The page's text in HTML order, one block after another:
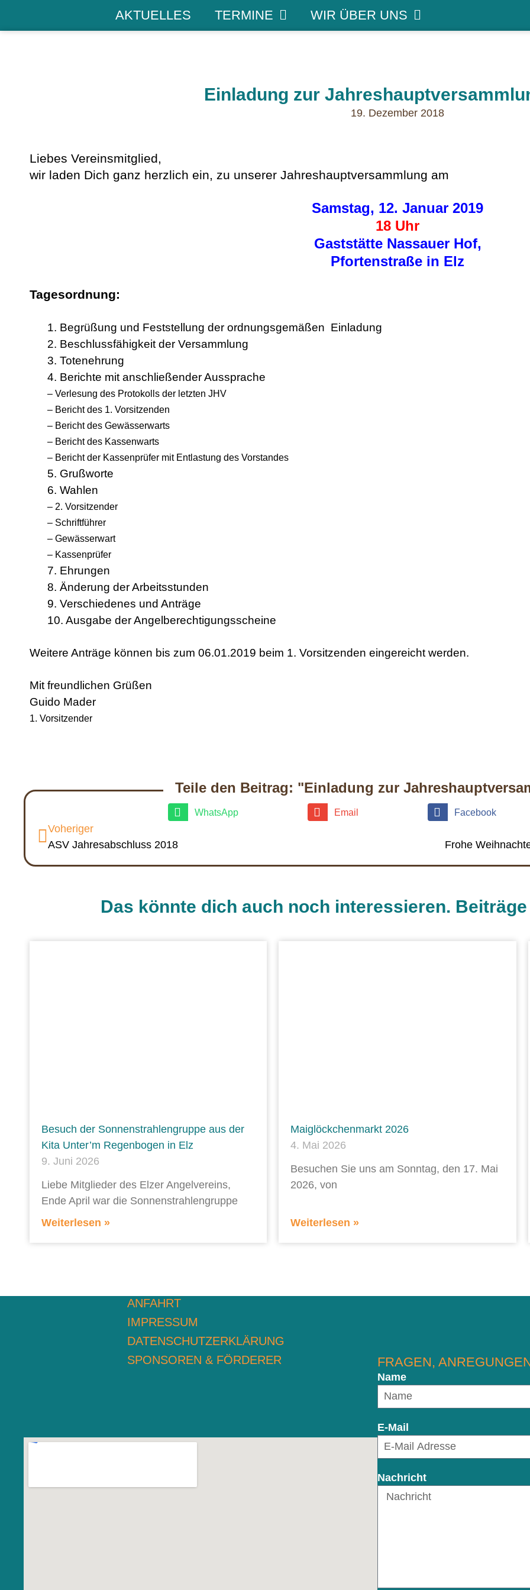
AKTUELLES TERMINE WIR ÜBER UNS
Einladung zur
19. Dezember 2018
Liebes Vereinsmitglied,
wir laden Dich ganz herzlich ein, zu unserer Jahreshauptversammlung am
Samstag, 12. Januar 2019
18 Uhr
Gaststätte Nassauer Hof,
Pfortenstraße in Elz
Tagesordnung:
1. Begrüßung und Feststellung der ordnungsgemäßen Einladung
2. Beschlussfähigkeit der Versammlung
3. Totenehrung
4. Berichte mit anschließender Aussprache
– Verlesung des Protokolls der letzten JHV
– Bericht des 1. Vorsitzenden
– Bericht des Gewässerwarts
– Bericht des Kassenwarts
– Bericht der Kassenprüfer mit Entlastung des Vorstandes
5. Grußworte
6. Wahlen
– 2. Vorsitzender
– Schriftführer
– Gewässerwart
– Kassenprüfer
7. Ehrungen
8. Änderung der Arbeitsstunden
9. Verschiedenes und Anträge
10. Ausgabe der Angelberechtigungsscheine
Weitere Anträge können bis zum 06.01.2019 beim 1. Vorsitzenden eingereicht werden.
Mit freundlichen Grüßen
Guido Mader
1. Vorsitzender
Teile den Beitrag: "Einladung zur
WhatsApp Email Facebook
Voheriger
ASV Jahresabschluss 2018
Frohe
Das könnte dich auch noch interessieren.
Besuch der Sonnenstrahlengruppe aus der
Kita Unter’m Regenbogen in Elz
9. Juni 2026
Liebe Mitglieder des Elzer Angelvereins,
Ende April war die Sonnenstrahlengruppe
Weiterlesen »
Maiglöckchenmarkt 2026
4. Mai 2026
Besuchen Sie uns am Sonntag, den 17. Mai
2026, von
Weiterlesen »
ANFAHRT
IMPRESSUM
DATENSCHUTZERKLÄRUNG
SPONSOREN & FÖRDERER
FRAGEN,
Name
E-Mail
Nachricht